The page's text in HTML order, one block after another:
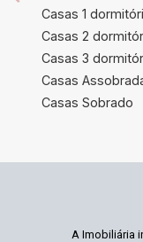
Casas 1
Casas 2
Casas 3
Casas
Casas Sobrado
A Imobiliária